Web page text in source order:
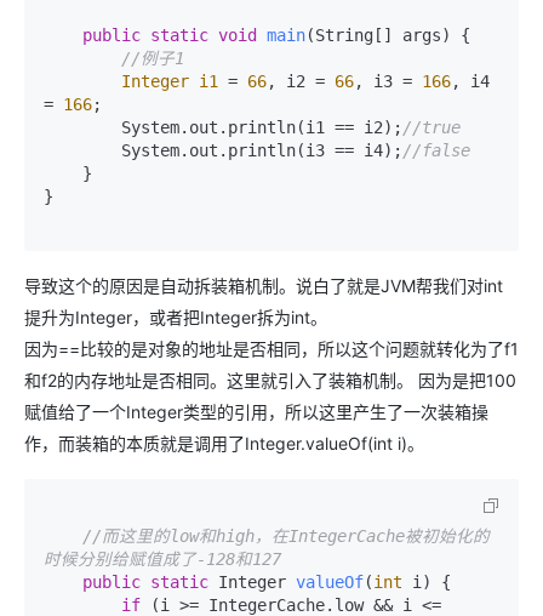
public static void main(String[] args)
{
//例子1
Integer i1 = 66, i2 = 66, i3 = 166, i4
= 166;
        System.out.println(i1 == i2);
//true
        System.out.println(i3 == i4);
//false
}
导致这个的原因是自动拆装箱机制。说白了就是JVM帮我们对int
提升为Integer，或者把Integer拆为int。
因为==比较的是对象的地址是否相同，所以这个问题就转化为了f1
和f2的内存地址是否相同。这里就引入了装箱机制。 因为是把100
赋值给了一个Integer类型的引用，所以这里产生了一次装箱操
作，而装箱的本质就是调用了Integer.valueOf(int i)。
//而这里的low和high，在IntegerCache被初始化的
时候分别给赋值成了-128和127
public static Integer valueOf(int i)
{
if (i >= IntegerCache.low && i <=